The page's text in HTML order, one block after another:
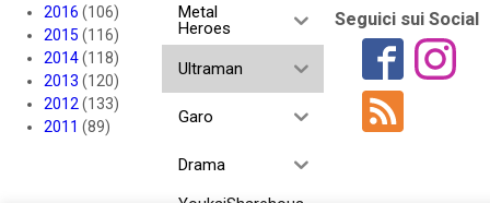
2016 (106)
2015 (116)
2014(118)
2013 (120)
2012(133)
2011 (89)
Metal
Heroes
Ultraman
Garo
Drama
Seguici sui Social